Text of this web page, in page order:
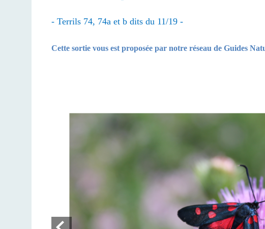
- Terrils 74, 74a et bdits du 11/19 -
Cette sortie vous est proposée par notre réseau de Guides